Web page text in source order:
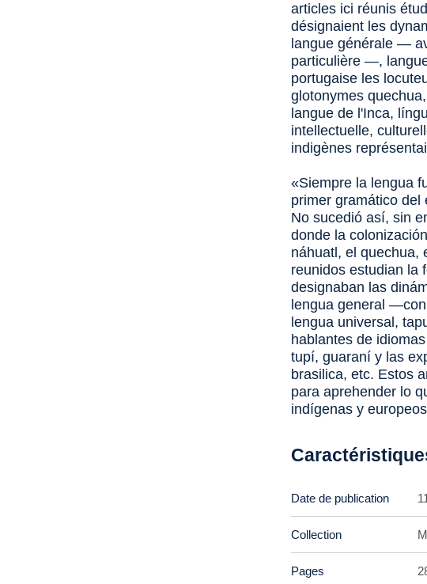
articles ici réunis
désignaient les
langue générale —
particulière —,
portugaise les
glotonymes
langue de l'Inca,
intellectuelle,
indigènes
«Siempre la lengua
primer gramático del
No sucedió así, sin
donde la
náhuatl, el quechua,
reunidos estudian la
designaban las
lengua general
lengua universal,
hablantes de
tupí, guaraní y las
brasilica, etc. Estos
para aprehender lo
indígenas y
Date de publication
Collection
Pages